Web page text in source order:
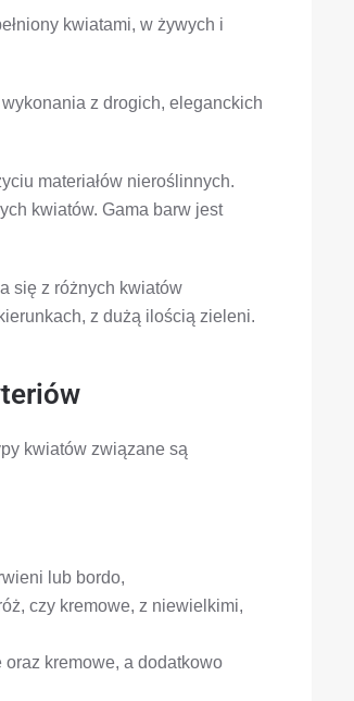
kwiatami, w żywych i
z drogich, eleganckich
materiałów nieroślinnych.
kwiatów. Gama barw jest
się z różnych kwiatów
z dużą ilością zieleni.
kwiatów związane są
lub bordo,
czy kremowe, z niewielkimi,
kremowe, a dodatkowo